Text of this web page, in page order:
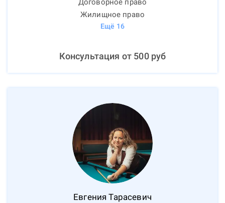
Договорное право
Жилищное право
Ещё 16
Консультация от 500руб
Евгения Тарасевич